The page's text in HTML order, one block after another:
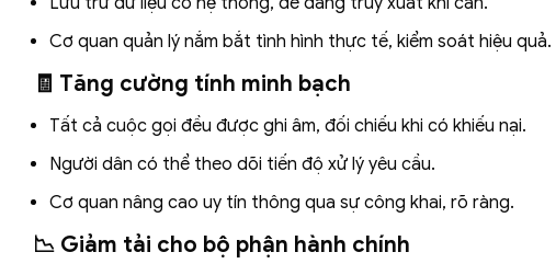
Cơ quan quản lý nắm bắt tình hình thực tế, kiểm soát hiệu quả.
🧾 Tăng cường tính minh bạch
Tất cả cuộc gọi đều được ghi âm, đối chiếu khi có khiếu nại.
Người dân có thể theo dõi tiến độ xử lý yêu cầu.
Cơ quan nâng cao uy tín thông qua sự công khai, rõ ràng.
📉 Giảm tải cho bộ phận hành chính